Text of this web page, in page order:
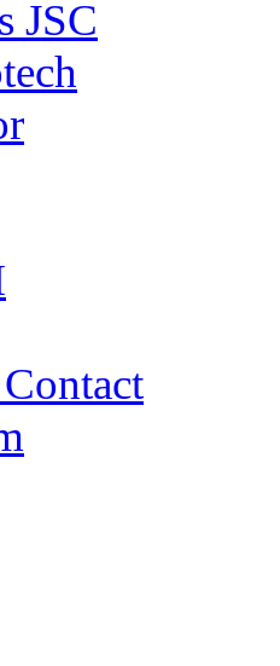
JSC